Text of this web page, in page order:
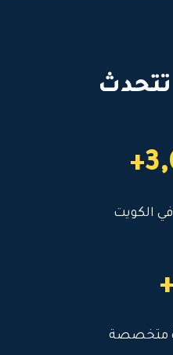
تتحدث
الكويت
متخصصة